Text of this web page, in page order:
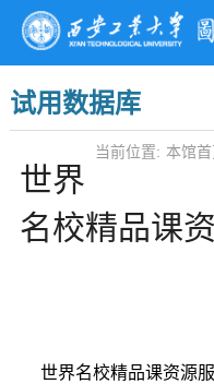
试用数据库
当前位置: 本馆
世界
名校精品课
世界名校精品课资源